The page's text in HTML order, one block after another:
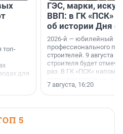
топ-
для
ГЭС, марки,
ВВП: в ГК «ПСК»
об истории Дня
2026-й — юбилейный
профессионального
строителей. 9 августа
строителя будет
раз. В ГК «ПСК»
поменялась роль
7 августа, 16:20
5